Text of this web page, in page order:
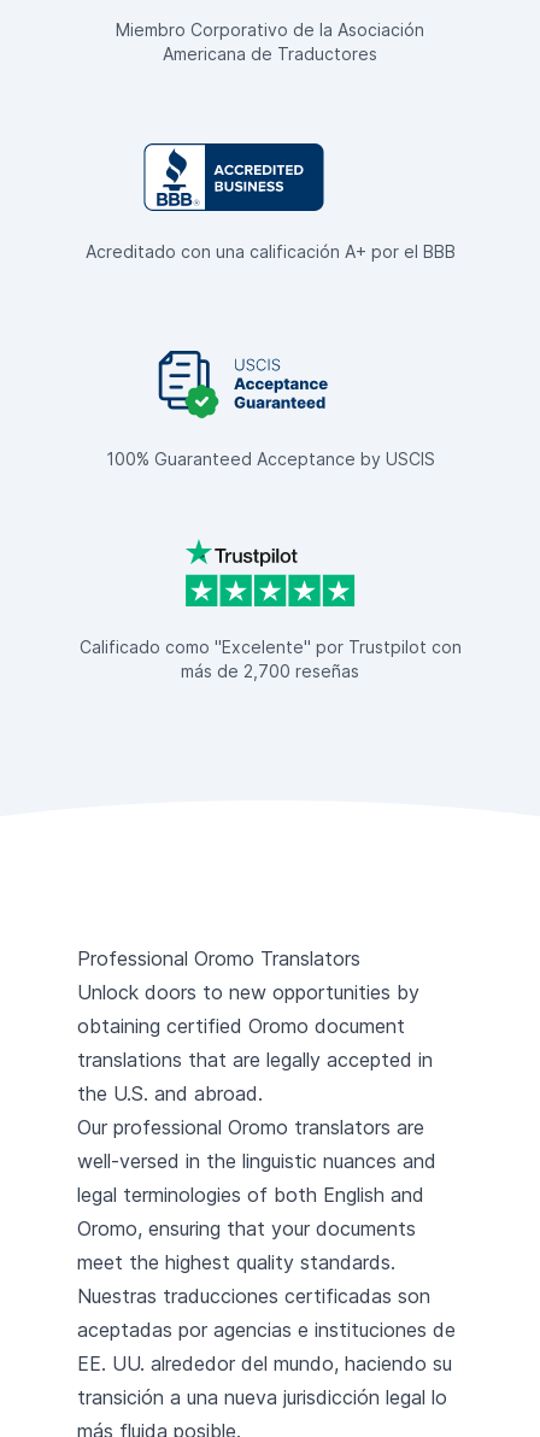
Miembro Corporativo de la Asociación
Americana de Traductores
Acreditado con una calificación A+ por el BBB
100% Guaranteed Acceptance by USCIS
Calificado como "Excelente" por Trustpilot con
más de 2,700 reseñas
Professional Oromo Translators
Unlock doors to new opportunities by
obtaining certified Oromo document
translations that are legally accepted in
the U.S. and abroad.
Our professional Oromo translators are
well-versed in the linguistic nuances and
legal terminologies of both English and
Oromo, ensuring that your documents
meet the highest quality standards.
Nuestras traducciones certificadas son
aceptadas por agencias e instituciones de
EE. UU. alrededor del mundo, haciendo su
transición a una nueva jurisdicción legal lo
más fluida posible.